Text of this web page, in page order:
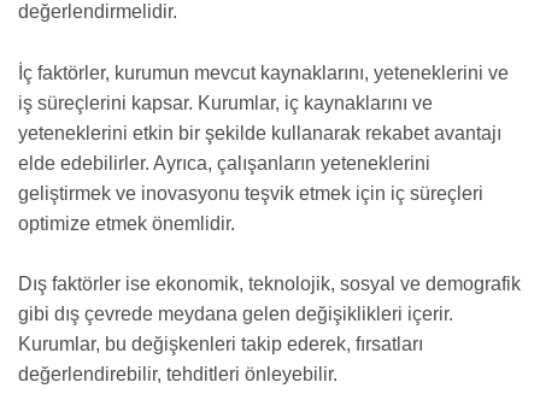
değerlendirmelidir.
İç faktörler, kurumun mevcut kaynaklarını, yeteneklerini ve
iş süreçlerini kapsar. Kurumlar, iç kaynaklarını ve
yeteneklerini etkin bir şekilde kullanarak rekabet avantajı
elde edebilirler. Ayrıca, çalışanların yeteneklerini
geliştirmek ve inovasyonu teşvik etmek için iç süreçleri
optimize etmek önemlidir.
Dış faktörler ise ekonomik, teknolojik, sosyal ve demografik
gibi dış çevrede meydana gelen değişiklikleri içerir.
Kurumlar, bu değişkenleri takip ederek, fırsatları
değerlendirebilir, tehditleri önleyebilir.